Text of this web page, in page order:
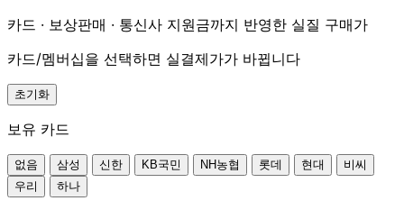
카드 · 보상판매 · 통신사 지원금까지 반영한 실질 구매가
카드/멤버십을 선택하면 실결제가가 바뀝니다
초기화
보유 카드
없음 삼성 신한 KB국민 NH농협 롯데 현대
비씨
우리
하나